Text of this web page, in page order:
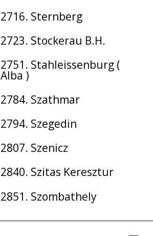
2716. Sternberg
2723. Stockerau B.H.
2751. Stahleissenburg (
Alba )
2784. Szathmar
2794. Szegedin
2807. Szenicz
2840. Szitas Keresztur
2851. Szombathely